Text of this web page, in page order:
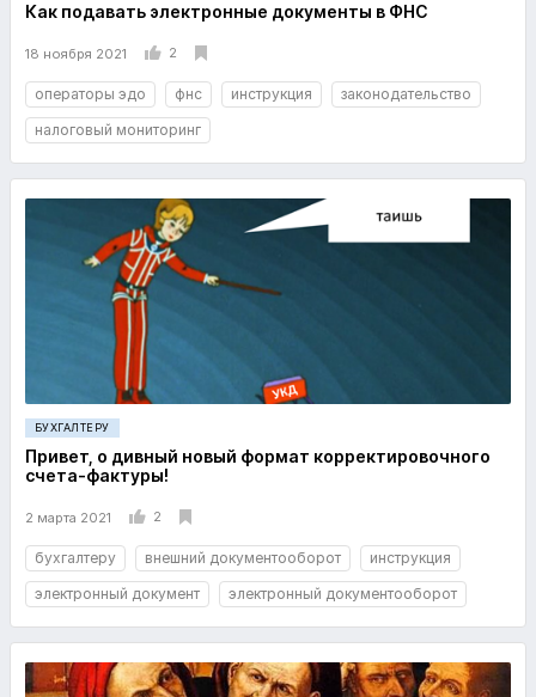
Как подавать электронные документы в ФНС
18 ноября 2021 2
операторы эдо фнс инструкция
законодательство
налоговый мониторинг
БУХГАЛТЕРУ
Привет, о дивный новый формат корректировочного
счета-фактуры!
2 марта 2021 2
бухгалтеру внешний документооборот
инструкция
электронный документ
электронный документооборот